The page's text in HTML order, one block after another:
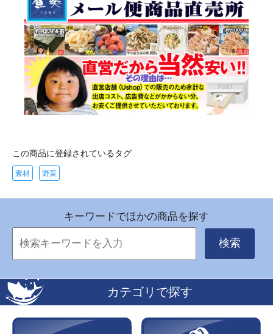
この商品に登録されているタグ
素材 野菜
キーワードでほかの商品を探す
検索
カテゴリで探す